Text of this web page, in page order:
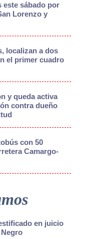
este sábado por
Lorenzo y
localizan a dos
el primer cuadro
y queda activa
contra dueño
con 50
Camargo-
en juicio